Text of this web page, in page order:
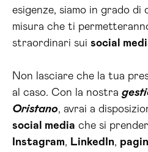
esigenze, siamo in grado
misura che ti
straordinari sui social
Non lasciare che la tua
al caso. Con la nostra
Oristano, avrai a
social media che si
Instagram, LinkedIn,